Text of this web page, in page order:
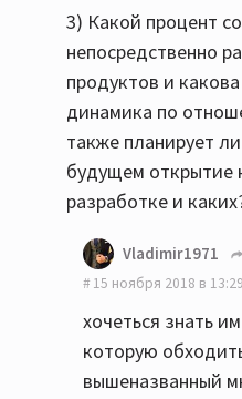
3) Какой процент
непосредственно
продуктов и
динамика по
также планирует
будущем открытие
разработке и
Vladimir1971
15 ноября 2018 в 13:29
хочеться знать
которую
вышеназванный